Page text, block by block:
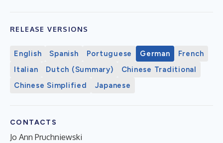
RELEASE VERSIONS
English Spanish Portuguese German
French
Italian
Dutch (Summary)
Chinese Traditional
Chinese Simplified
Japanese
CONTACTS
Jo Ann Pruchniewski